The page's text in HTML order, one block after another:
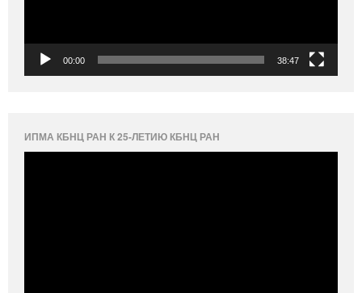
00:00 38:47
ИПМА КБНЦ РАН К 25-ЛЕТИЮ КБНЦ РАН